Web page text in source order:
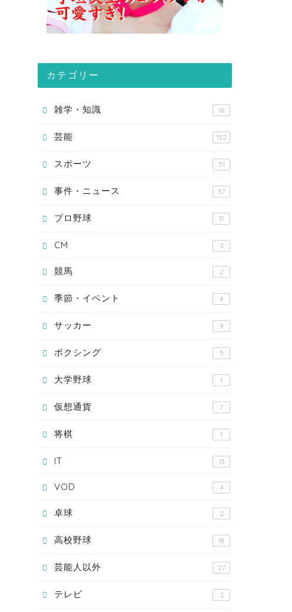
カテゴリー
雑学・知識 16
芸能 152
スポーツ 51
事件・ニュース 57
プロ野球 31
CM 2
競馬 2
季節・イベント 4
サッカー 9
ボクシング 5
大学野球 1
仮想通貨 7
将棋 1
IT 13
VOD 4
卓球 2
高校野球 18
芸能人以外 27
テレビ 2